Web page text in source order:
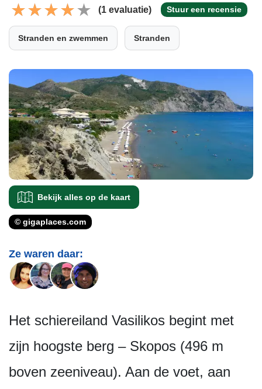
(1 evaluatie) Stuur een recensie
Stranden en zwemmen Stranden
Bekijk alles op de kaart
© gigaplaces.com
Ze waren daar:
Het schiereiland Vasilikos begint met
zijn hoogste berg – Skopos (496 m
boven zeeniveau). Aan de voet, aan